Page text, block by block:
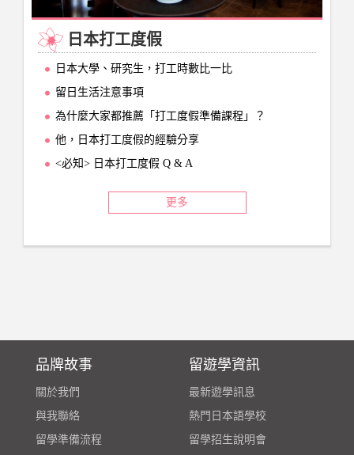
日本打工度假
日本大學、研究生，打工時數比一比
留日生活注意事項
為什麼大家都推薦「打工度假準備課程」？
他，日本打工度假的經驗分享
<必知> 日本打工度假 Q & A
更多
品牌故事
關於我們
與我聯絡
留學準備流程
留遊學資訊
最新遊學訊息
熱門日本語學校
留學招生說明會